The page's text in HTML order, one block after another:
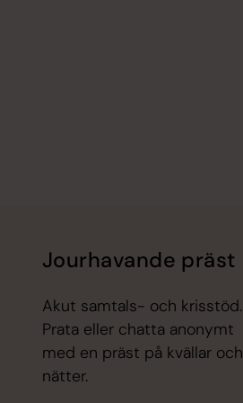
Jourhavande präst
Akut samtals- och krisstöd.
Prata eller chatta anonymt
med en präst på kvällar och
nätter.